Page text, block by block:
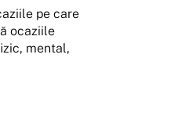
pe care
ocaziile
mental,